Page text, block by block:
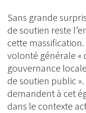
Sans grande
de soutien reste
cette
volonté générale «
gouvernance
de soutien public
demandent à cet
dans le contexte